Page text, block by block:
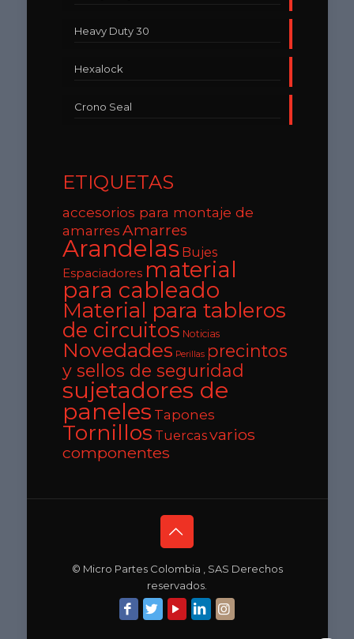
Heavy Duty 30
Hexalock
Crono Seal
ETIQUETAS
accesorios para montaje de
amarresAmarres
Arandelas Bujes
Espaciadores material
para cableado
Material para tableros
de circuitos Noticias
Novedades Perillas precintos
y sellos de seguridad
sujetadores de
paneles Tapones
Tornillos Tuercasvarios
componentes
© Micro Partes Colombia , SAS Derechos
reservados.